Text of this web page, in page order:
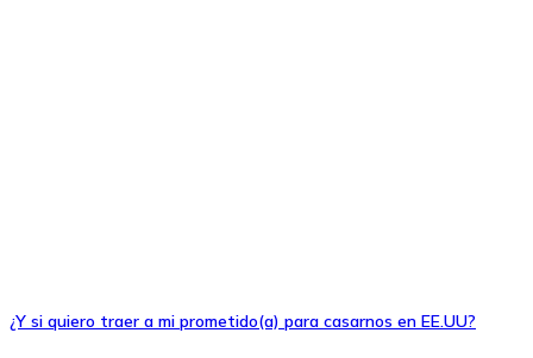
¿Y si quiero traer a mi prometido(a) para casarnos en EE.UU?